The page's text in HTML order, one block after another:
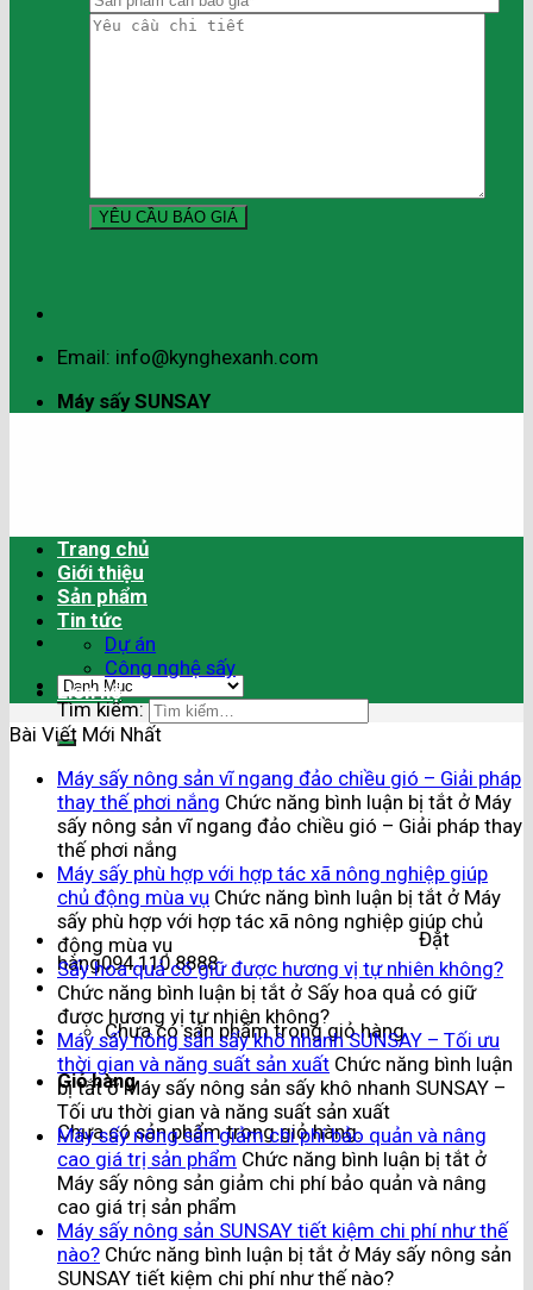
Email: info@kynghexanh.com
Máy sấy SUNSAY
Tìm kiếm:
Đặt
hàng094.110.8888
Chưa có sản phẩm trong giỏ hàng.
Giỏ hàng
Chưa có sản phẩm trong giỏ hàng.
Trang chủ
Giới thiệu
Sản phẩm
Tin tức
Dự án
Công nghệ sấy
Liên hệ
Bài Viết Mới Nhất
Máy sấy nông sản vĩ ngang đảo chiều gió – Giải pháp
thay thế phơi nắng Chức năng bình luận bị tắt ở Máy
sấy nông sản vĩ ngang đảo chiều gió – Giải pháp thay
thế phơi nắng
Máy sấy phù hợp với hợp tác xã nông nghiệp giúp
chủ động mùa vụ Chức năng bình luận bị tắt ở Máy
sấy phù hợp với hợp tác xã nông nghiệp giúp chủ
động mùa vụ
Sấy hoa quả có giữ được hương vị tự nhiên không?
Chức năng bình luận bị tắt ở Sấy hoa quả có giữ
được hương vị tự nhiên không?
Máy sấy nông sản sấy khô nhanh SUNSAY – Tối ưu
thời gian và năng suất sản xuất Chức năng bình luận
bị tắtở Máy sấy nông sản sấy khô nhanh SUNSAY –
Tối ưu thời gian và năng suất sản xuất
Máy sấy nông sản giảm chi phí bảo quản và nâng
cao giá trị sản phẩm Chức năng bình luận bị tắt ở
Máy sấy nông sản giảm chi phí bảo quản và nâng
cao giá trị sản phẩm
Máy sấy nông sản SUNSAY tiết kiệm chi phí như thế
nào? Chức năng bình luận bị tắt ở Máy sấy nông sản
SUNSAY tiết kiệm chi phí như thế nào?